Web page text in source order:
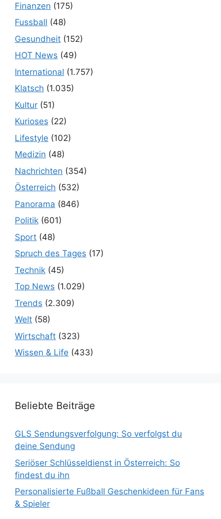
Finanzen (175)
Fussball (48)
Gesundheit (152)
HOT News (49)
International (1.757)
Klatsch (1.035)
Kultur (51)
Kurioses (22)
Lifestyle (102)
Medizin (48)
Nachrichten (354)
Österreich (532)
Panorama (846)
Politik (601)
Sport (48)
Spruch des Tages (17)
Technik (45)
Top News (1.029)
Trends (2.309)
Welt (58)
Wirtschaft (323)
Wissen & Life (433)
Beliebte Beiträge
GLS Sendungsverfolgung: So verfolgst du
deine Sendung
Seriöser Schlüsseldienst in Österreich: So
findest du ihn
Personalisierte Fußball Geschenkideen für Fans
& Spieler